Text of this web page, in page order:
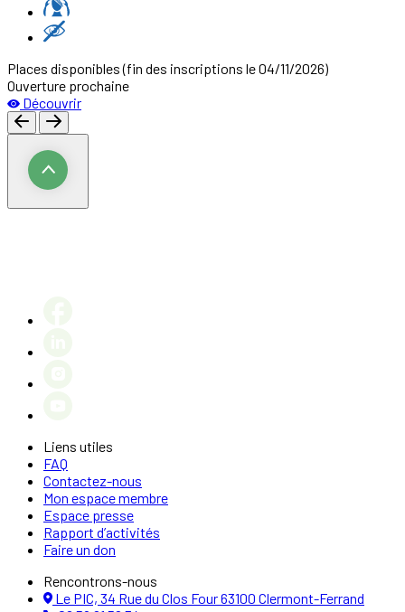
Places disponibles(fin des inscriptions le 04/11/2026)
Ouverture prochaine
Découvrir
Liens utiles
FAQ
Contactez-nous
Mon espace membre
Espace presse
Rapport d’activités
Faire un don
Rencontrons-nous
Le PIC, 34 Rue du Clos Four 63100 Clermont-Ferrand